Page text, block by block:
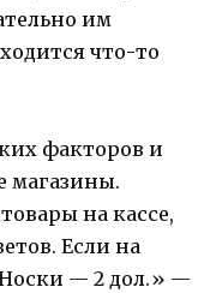
им
что-то
факторов и
магазины.
на кассе,
Если на
— 2 дол.» —